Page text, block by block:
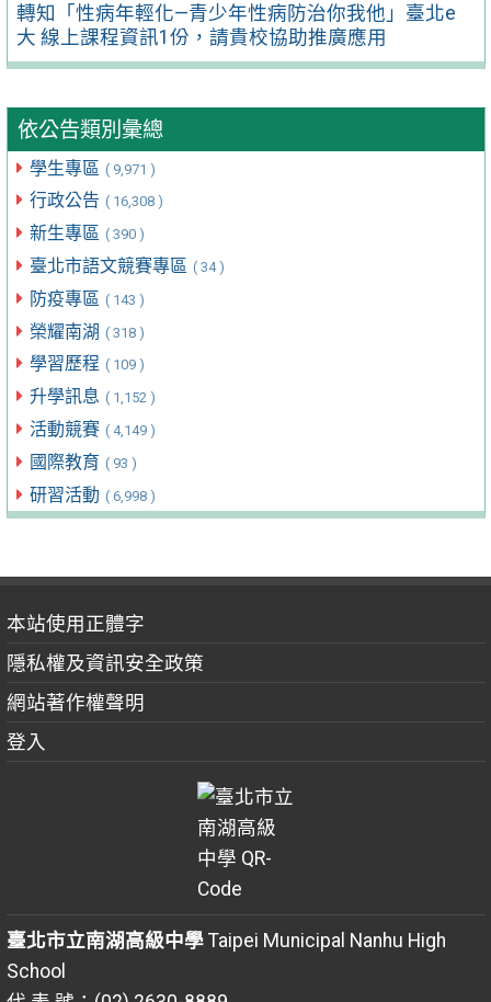
轉知「性病年輕化—青少年性病防治你我他」臺北e
大 線上課程資訊1份，請貴校協助推廣應用
依公告類別彙總
學生專區 ( 9,971 )
行政公告 ( 16,308 )
新生專區 ( 390 )
臺北市語文競賽專區 ( 34 )
防疫專區 ( 143 )
榮耀南湖 ( 318 )
學習歷程 ( 109 )
升學訊息 ( 1,152 )
活動競賽 ( 4,149 )
國際教育 ( 93 )
研習活動 ( 6,998 )
本站使用正體字
隱私權及資訊安全政策
網站著作權聲明
登入
臺北市立南湖高級中學Taipei Municipal Nanhu High
School